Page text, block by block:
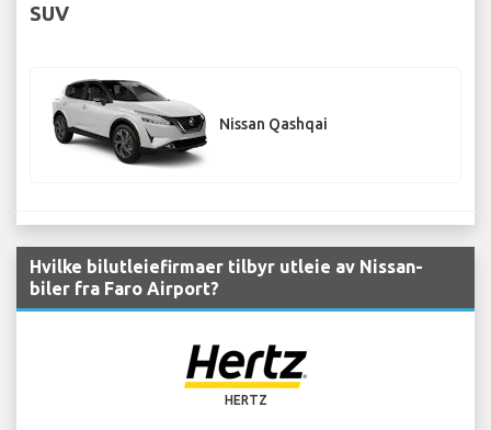
SUV
Nissan Qashqai
Hvilke bilutleiefirmaer tilbyr utleie av Nissan-
biler fra Faro Airport?
HERTZ